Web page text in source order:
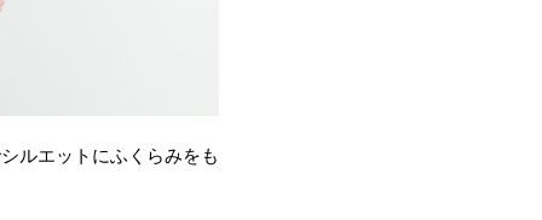
ルエットにふくらみをも